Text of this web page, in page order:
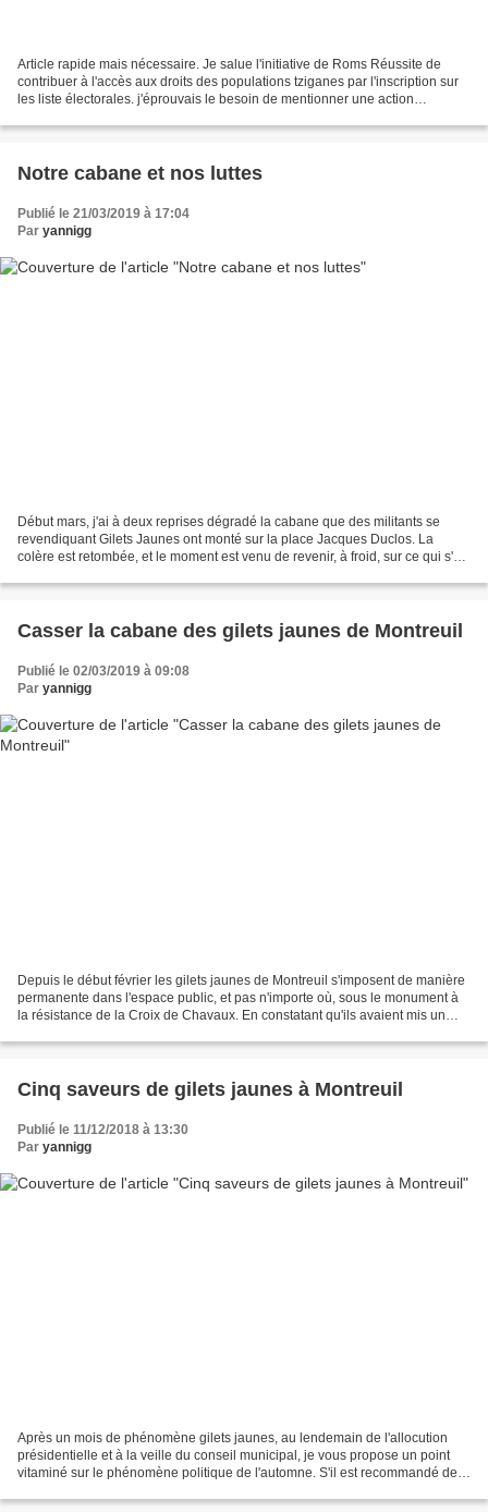
Article rapide mais nécessaire. Je salue l'initiative de Roms Réussite de
contribuer à l'accès aux droits des populations tziganes par l'inscription sur
les liste électorales. j'éprouvais le besoin de mentionner une action
Notre cabane et nos luttes
Publié le 21/03/2019 à 17:04
Par yannigg
Début mars, j'ai à deux reprises dégradé la cabane que des militants se
revendiquant Gilets Jaunes ont monté sur la place Jacques Duclos. La
colère est retombée, et le moment est venu de revenir, à froid, sur ce qui s'est
Casser la cabane des gilets jaunes de Montreuil
Publié le 02/03/2019 à 09:08
Par yannigg
Depuis le début février les gilets jaunes de Montreuil s'imposent de manière
permanente dans l'espace public, et pas n'importe où, sous le monument à
la résistance de la Croix de Chavaux. En constatant qu'ils avaient mis un
Cinq saveurs de gilets jaunes à Montreuil
Publié le 11/12/2018 à 13:30
Par yannigg
Après un mois de phénomène gilets jaunes, au lendemain de l'allocution
présidentielle et à la veille du conseil municipal, je vous propose un point
vitaminé sur le phénomène politique de l'automne. S'il est recommandé de